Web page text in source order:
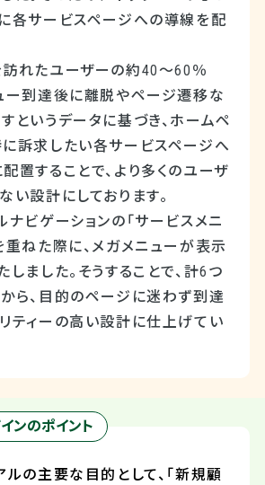
各サービスページへの導線を配
れたユーザーの約40～60％
ー到達後に離脱やページ遷移な
というデータに基づき、ホームペ
訴求したい各サービスページへ
置することで、より多くのユーザ
い設計にしております。
ナビゲーションの「サービスメニ
重ねた際に、メガメニューが表示
しました。そうすることで、計6つ
ら、目的のページに迷わず到達
ティーの高い設計に仕上げてい
ンのポイント
ルの主要な目的として、「新規顧